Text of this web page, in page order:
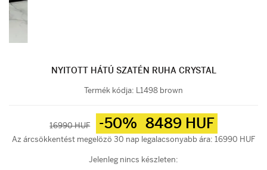
NYITOTT HÁTÚ SZATÉN RUHA CRYSTAL
Termék kódja: L1498 brown
16990 HUF -50% 8489 HUF
Az árcsökkentést megelözö 30 nap legalacsonyabb ára: 16990 HUF
Jelenleg nincs készleten: